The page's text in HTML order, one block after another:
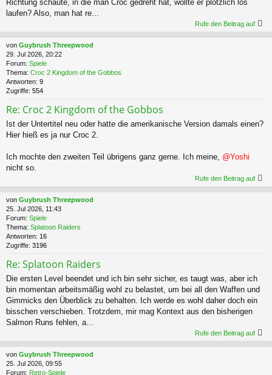
Richtung schaute, in die man Croc gedreht hat, wollte er plötzlich los
laufen? Also, man hat re...
Rufe den Beitrag auf
von Guybrush Threepwood
29. Jul 2026, 20:22
Forum: Spiele
Thema: Croc 2 Kingdom of the Gobbos
Antworten: 9
Zugriffe: 554
Re: Croc 2 Kingdom of the Gobbos
Ist der Untertitel neu oder hatte die amerikanische Version damals einen?
Hier hieß es ja nur Croc 2.
Ich mochte den zweiten Teil übrigens ganz gerne. Ich meine, @Yoshi
nicht so.
Rufe den Beitrag auf
von Guybrush Threepwood
25. Jul 2026, 11:43
Forum: Spiele
Thema: Splatoon Raiders
Antworten: 16
Zugriffe: 3196
Re: Splatoon Raiders
Die ersten Level beendet und ich bin sehr sicher, es taugt was, aber ich
bin momentan arbeitsmäßig wohl zu belastet, um bei all den Waffen und
Gimmicks den Überblick zu behalten. Ich werde es wohl daher doch ein
bisschen verschieben. Trotzdem, mir mag Kontext aus den bisherigen
Salmon Runs fehlen, a...
Rufe den Beitrag auf
von Guybrush Threepwood
25. Jul 2026, 09:55
Forum: Retro-Spiele